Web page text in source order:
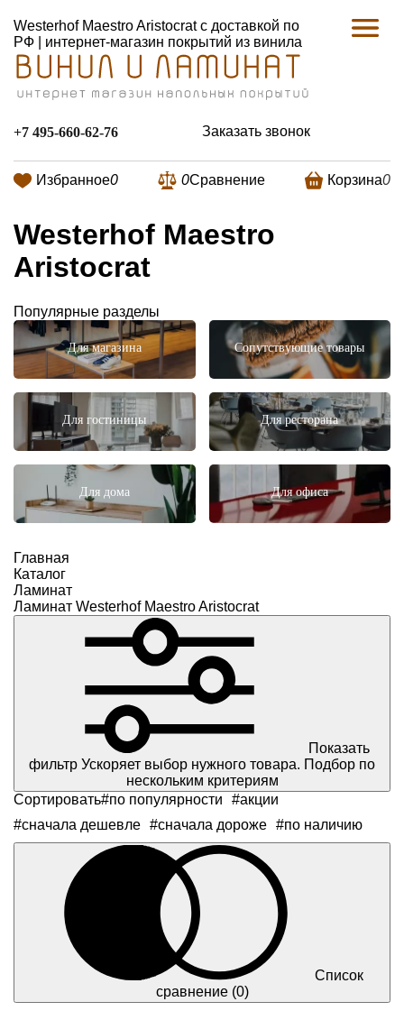
Westerhof Maestro Aristocrat с доставкой по
РФ | интернет-магазин покрытий из винила
+7 495-660-62-76 Заказать звонок
Избранное0 0Сравнение Корзина0
Westerhof Maestro
Aristocrat
Популярные разделы
Для магазина Сопутствующие товары
Для гостиницы Для ресторана
Для дома Для офиса
Главная
Каталог
Ламинат
Ламинат Westerhof Maestro Aristocrat
Показать
фильтр Ускоряет выбор нужного товара. Подбор по
нескольким критериям
Сортировать#по популярности
#акции
#сначала дешевле #сначала дороже #по наличию
сравнение (0)